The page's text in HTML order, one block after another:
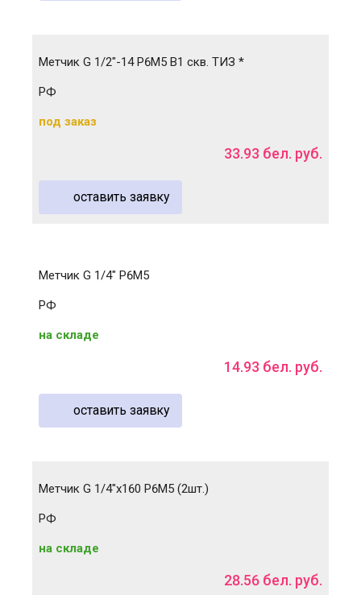
Метчик G 1/2"-14 Р6М5 В1 скв. ТИЗ *
РФ
под заказ
33.93 бел. руб.
оставить заявку
Метчик G 1/4" Р6М5
РФ
на складе
14.93 бел. руб.
оставить заявку
Метчик G 1/4"х160 Р6М5 (2шт.)
РФ
на складе
28.56 бел. руб.